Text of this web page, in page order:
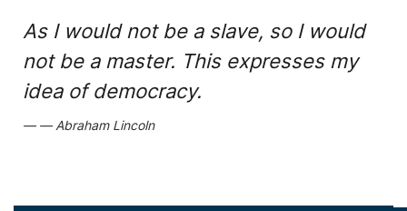
As I would not be a slave, so I would
not be a master. This expresses my
idea of democracy.
Abraham Lincoln